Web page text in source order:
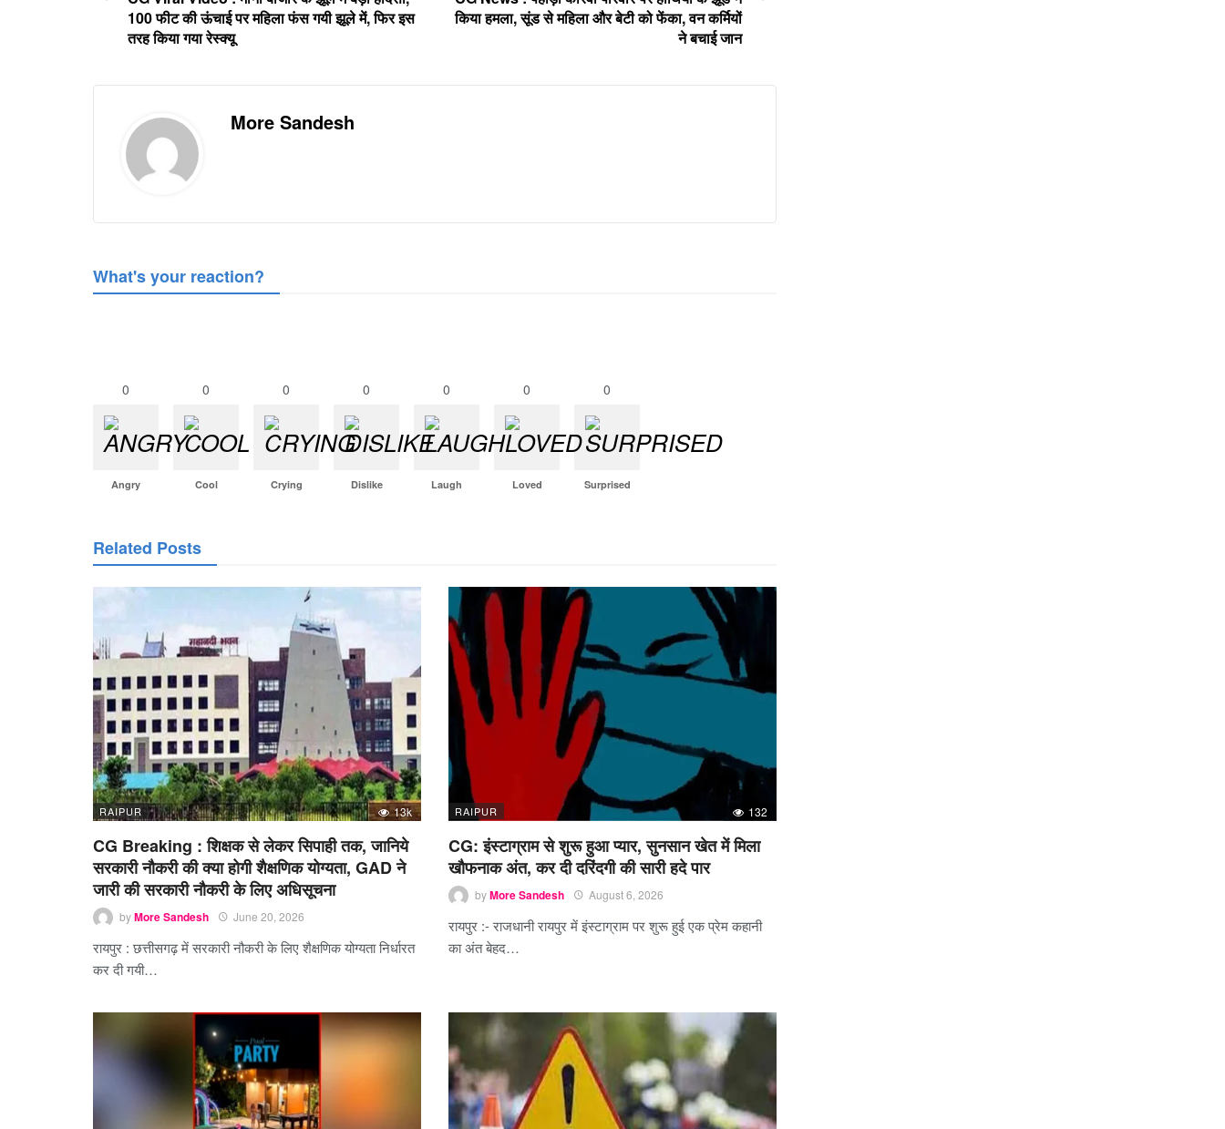
100 फीट की ऊंचाई पर महिला फंस गयी झूले में, फिर इस
तरह किया गया रेस्क्यू
किया हमला, सूंड से महिला और बेटी को फेंका, वन कर्मियों
ने बचाई जान
More Sandesh
What's your reaction?
0
Angry
0
Cool
0
Crying
0
Dislike
0
Laugh
0
Loved
0
Surprised
Related Posts
RAIPUR 13k
CG Breaking : शिक्षक से लेकर सिपाही तक, जानिये
सरकारी नौकरी की क्या होगी शैक्षणिक योग्यता, GAD ने
जारी की सरकारी नौकरी के लिए अधिसूचना
byMore Sandesh June 20, 2026
रायपुर : छत्तीसगढ़ में सरकारी नौकरी के लिए शैक्षणिक योग्यता निर्धारत
कर दी गयी…
RAIPUR 132
CG: इंस्टाग्राम से शुरू हुआ प्यार, सुनसान खेत में मिला
खौफनाक अंत, कर दी दरिंदगी की सारी हदे पार
byMore Sandesh August 6, 2026
रायपुर :- राजधानी रायपुर में इंस्टाग्राम पर शुरू हुई एक प्रेम कहानी
का अंत बेहद…